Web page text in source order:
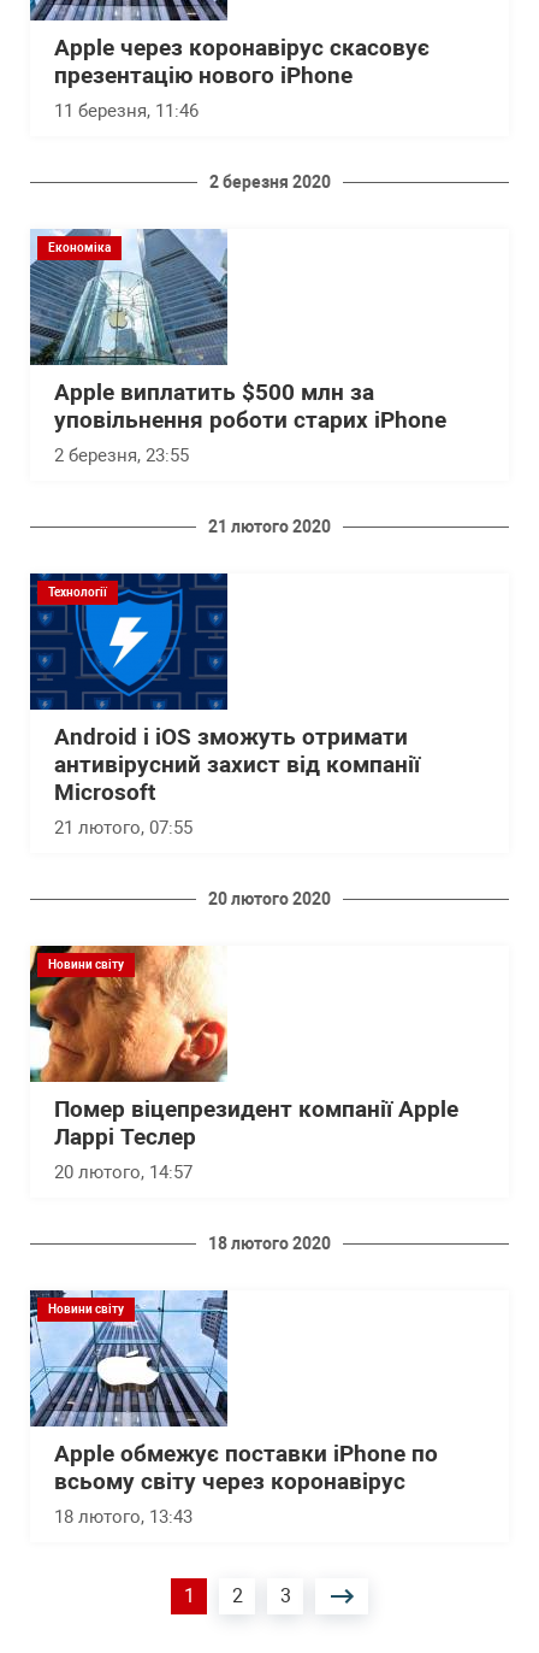
Apple через коронавірус скасовує
презентацію нового iPhone
11 березня, 11:46
2 березня 2020
Економіка
Apple виплатить $500 млн за
уповільнення роботи старих iPhone
2 березня, 23:55
21 лютого 2020
Технології
Android і iOS зможуть отримати
антивірусний захист від компанії
Microsoft
21 лютого, 07:55
20 лютого 2020
Новини світу
Помер віцепрезидент компанії Apple
Ларрі Теслер
20 лютого, 14:57
18 лютого 2020
Новини світу
Apple обмежує поставки iPhone по
всьому світу через коронавірус
18 лютого, 13:43
Поточна
1 Сторінка
2 Сторінка
3